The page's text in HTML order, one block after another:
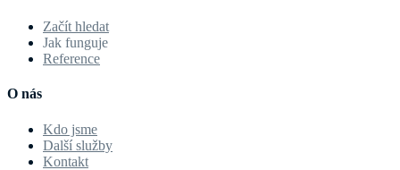
Začít hledat
Jak funguje
Reference
O nás
Kdo jsme
Další služby
Kontakt